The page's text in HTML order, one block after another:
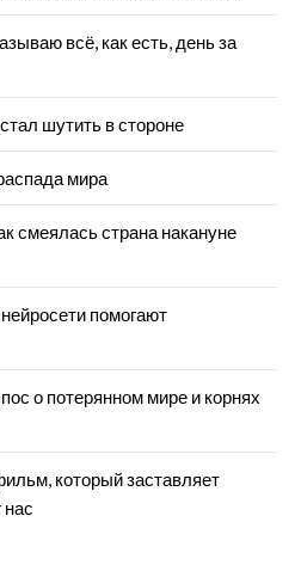
всё, как есть, день за
шутить в стороне
мира
смеялась страна накануне
помогают
о потерянном мире и корнях
который заставляет
нас